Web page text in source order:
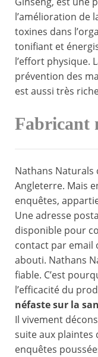
l’amélioration de
toxines dans
tonifiant et
l’effort physique.
prévention des
est aussi très
Fabricant
Nathans Naturals
Angleterre. Mais
enquêtes,
Une adresse
disponible pour
contact par email
abouti. Nathans
fiable. C’est
l’efficacité du
néfaste sur la
Il vivement
suite aux plaintes
enquêtes